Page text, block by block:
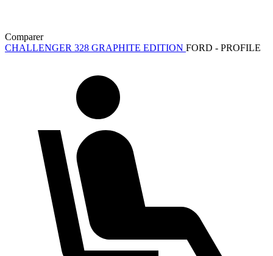
Comparer
CHALLENGER 328 GRAPHITE EDITION FORD - PROFILE